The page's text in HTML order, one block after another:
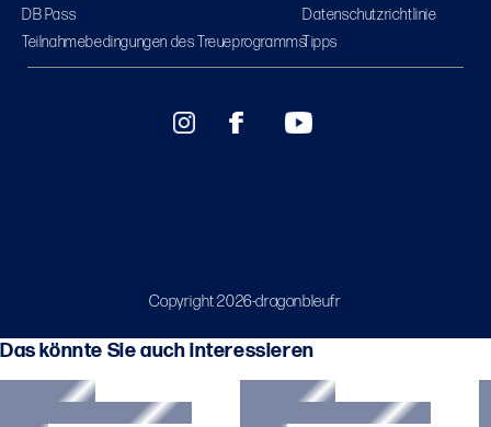
DB Pass
Teilnahmebedingungen des Treueprogramms
Datenschutzrichtlinie
Tipps
Copyright 2026-dragonbleufr
Das könnte Sie auch interessieren